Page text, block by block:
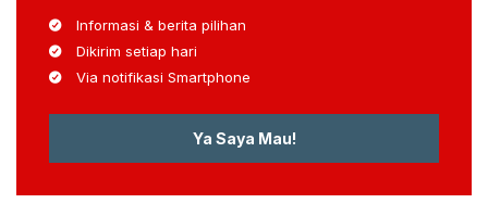
Informasi & berita pilihan
Dikirim setiap hari
Via notifikasi Smartphone
Ya Saya Mau!